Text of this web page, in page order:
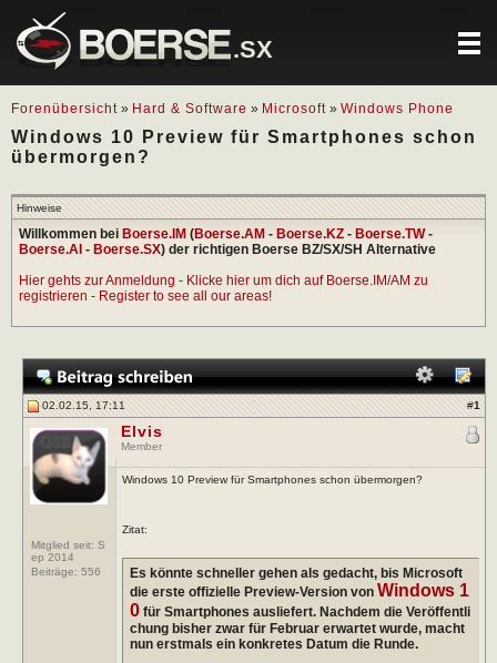
.SX
Forenübersicht » Hard & Software » Microsoft » Windows Phone
Windows 10 Preview für Smartphones schon
übermorgen?
Hinweise
Willkommen bei Boerse.IM (Boerse.AM - Boerse.KZ - Boerse.TW-
Boerse.AI - Boerse.SX) der richtigen Boerse BZ/SX/SH Alternative
Hier gehts zur Anmeldung - Klicke hier um dich auf Boerse.IM/AM zu
registrieren - Register to see all our areas!
02.02.15, 17:11 #1
Mitglied seit: S
ep 2014
Beiträge: 556
Elvis
Member
Windows 10 Preview für Smartphones schon übermorgen?
Zitat:
Es könnte schneller gehen als gedacht, bis Microsoft
die erste offizielle Preview-Version von Windows 1
0für Smartphones ausliefert. Nachdem die Veröffentli
chung bisher zwar für Februar erwartet wurde, macht
nun erstmals ein konkretes Datum die Runde.